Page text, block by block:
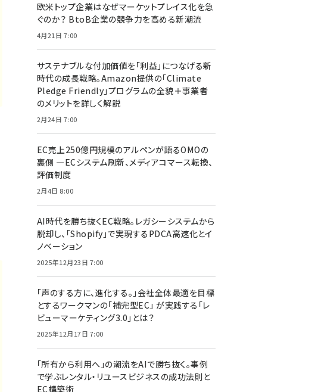
欧米トップ企業はなぜマーケットプレイス化を急
ぐのか？ BtoB企業の競争力を高める新潮流
4月21日 7:00
サステナブルな付加価値を「利益」につなげる新
時代の成長戦略。Amazon提供の「Climate
Pledge Friendly」プログラムの全貌＋事業者
のメリットを詳しく解説
2月24日 7:00
EC売上250億円規模のアルペンが語るOMOの
裏側 ―ECシステム刷新、メディアコマース転換、
評価制度
2月4日 8:00
AI時代を勝ち抜くEC戦略。レガシーシステムから
脱却し、「Shopify」で実現するPDCA高速化とイ
ノベーション
2025年12月23日 7:00
「声のする方に、進化する。」会社全体最適を目標
とするワークマンの「補完型EC」 が実践する「レ
ビューマーケティング3.0」とは？
2025年12月17日 7:00
「所有から利用へ」の潮流をAIで勝ち抜く。事例
で学ぶレンタル・リユースビジネスの成功法則と
EC構築術